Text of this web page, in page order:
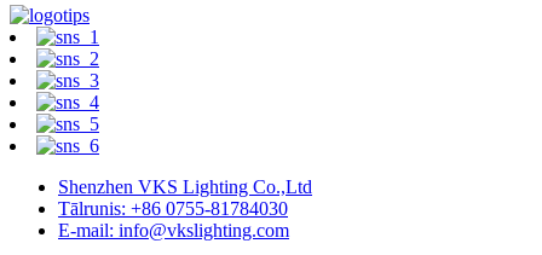
Shenzhen VKS Lighting Co.,Ltd
Tālrunis: +86 0755-81784030
E-mail: info@vkslighting.com